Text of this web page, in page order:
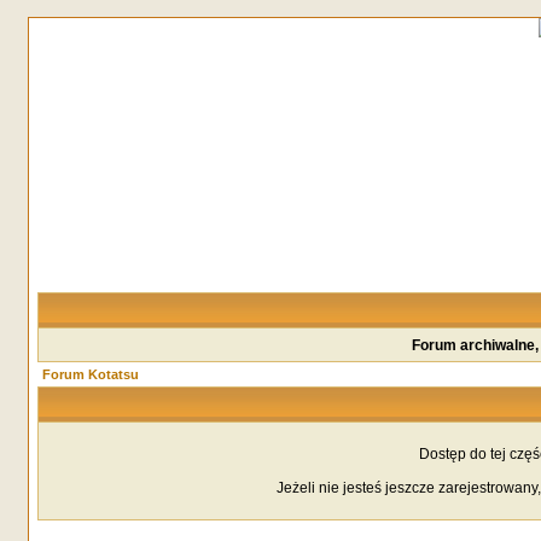
Forum
Forum Kotatsu
Dostęp do tej
Jeżeli nie jesteś jeszcze